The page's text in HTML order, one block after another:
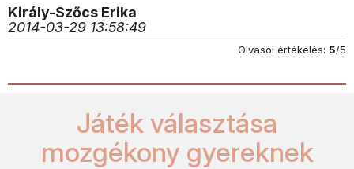
Király-Szőcs Erika
2014-03-29 13:58:49
Olvasói értékelés: 5/5
Játék választása
mozgékony gyereknek